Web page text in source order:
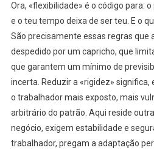
Ora, «flexibilidade» é o código para:
e o teu tempo deixa de ser teu. E o
São precisamente essas regras que
despedido por um capricho, que
que garantem um mínimo de
incerta. Reduzir a «rigidez»
o trabalhador mais exposto, mais
arbitrário do patrão. Aqui reside
negócio, exigem estabilidade e
trabalhador, pregam a adaptação